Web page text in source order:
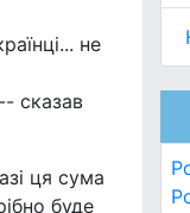
не
сказав
ця сума
буде